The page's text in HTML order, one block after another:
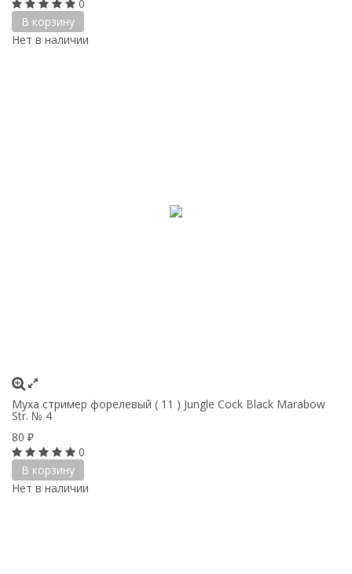
0
В корзину
Нет в наличии
Муха стример форелевый ( 11 ) Jungle Cock Black Marabow
Str. № 4
80 ₽
0
В корзину
Нет в наличии